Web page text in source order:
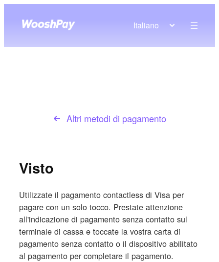
Italiano
Altri metodi di pagamento
Visto
Utilizzate il pagamento contactless di Visa per
pagare con un solo tocco. Prestate attenzione
all'indicazione di pagamento senza contatto sul
terminale di cassa e toccate la vostra carta di
pagamento senza contatto o il dispositivo abilitato
al pagamento per completare il pagamento.